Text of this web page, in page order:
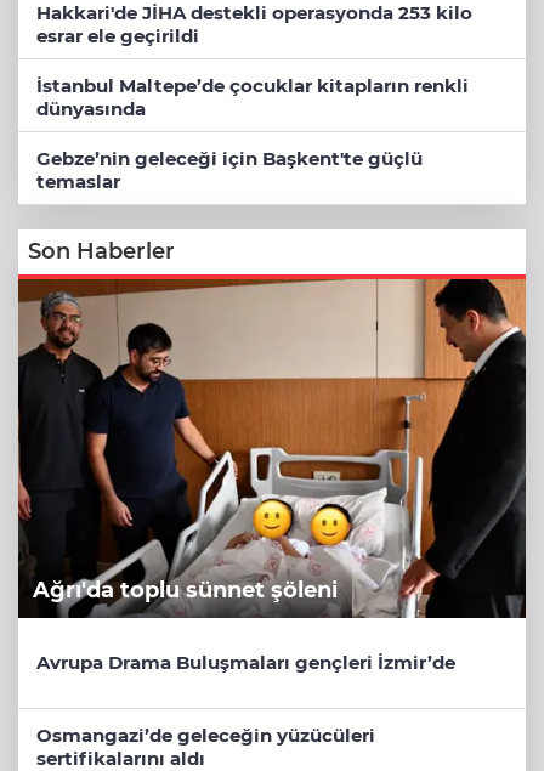
Hakkari'de JİHA destekli operasyonda 253 kilo
esrar ele geçirildi
İstanbul Maltepe’de çocuklar kitapların renkli
dünyasında
Gebze’nin geleceği için Başkent'te güçlü
temaslar
Son Haberler
Ağrı'da toplu sünnet şöleni
Avrupa Drama Buluşmaları gençleri İzmir’de
Osmangazi’de geleceğin yüzücüleri
sertifikalarını aldı